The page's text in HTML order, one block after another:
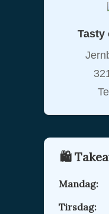
Tasty
🛍️
Mandag:
Tirsdag: